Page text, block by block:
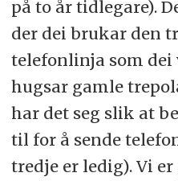
på to år tidlegare).
der dei brukar den
telefonlinja som dei
hugsar gamle
har det seg slik at
til for å sende
tredje er ledig). Vi